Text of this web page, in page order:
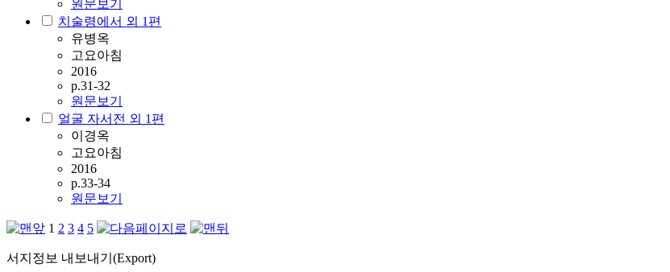
원문보기
치술령에서 외 1편
유병옥
고요아침
2016
p.31-32
원문보기
얼굴 자서전 외 1편
이경옥
고요아침
2016
p.33-34
원문보기
1 2 3 4 5
서지정보 내보내기(Export)